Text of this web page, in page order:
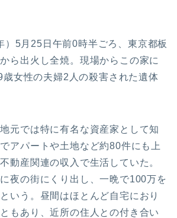
）5月25日午前0時半ごろ、東京都板
ら出火し全焼。現場からこの家に
女性の夫婦2人の殺害された遺体
元では特に有名な資産家として知
アパートや土地など約80件にも上
動産関連の収入で生活していた。
夜の街にくり出し、一晩で100万を
いう。昼間はほとんど自宅におり
もあり、近所の住人との付き合い